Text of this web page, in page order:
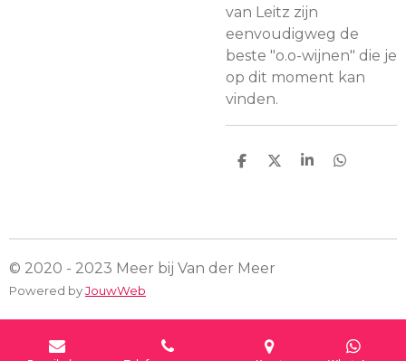
van Leitz zijn
eenvoudigweg de
beste "o.o-wijnen" die je
op dit moment kan
vinden.
D
D
S
D
© 2020 - 2023 Meer bij Van der Meer
Powered byJouwWeb